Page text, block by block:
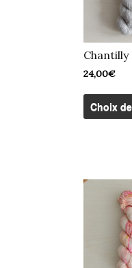
24,00€
Choix